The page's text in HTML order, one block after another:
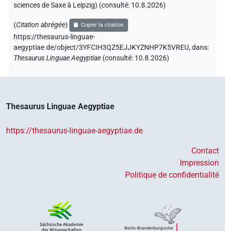
sciences de Saxe à Leipzig) (consulté: 10.8.2026)
(Citation abrégée) Copier la citation
https://thesaurus-linguae-
aegyptiae.de/object/3YFCIH3QZ5EJJKYZNHP7K5VREU,dans:
Thesaurus Linguae Aegyptiae (consulté: 10.8.2026)
Thesaurus Linguae Aegyptiae
https://thesaurus-linguae-aegyptiae.de
Contact
Impression
Politique de confidentialité